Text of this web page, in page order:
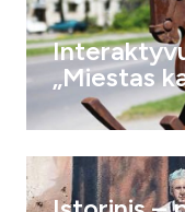
„Miestas